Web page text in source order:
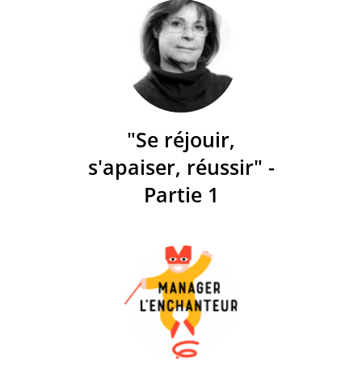
"Se réjouir,
s'apaiser, réussir" -
Partie 1